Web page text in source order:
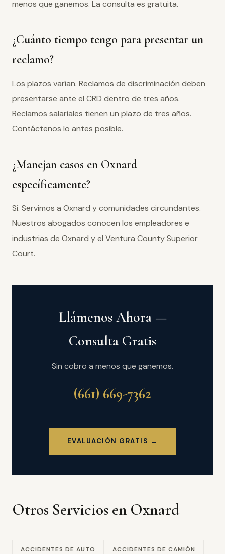
menos que ganemos. La consulta es gratuita.
¿Cuánto tiempo tengo para presentar un
reclamo?
Los plazos varían. Reclamos de discriminación deben
presentarse ante el CRD dentro de tres años.
Reclamos salariales tienen un plazo de tres años.
Contáctenos lo antes posible.
¿Manejan casos en Oxnard
específicamente?
Sí. Servimos a Oxnard y comunidades circundantes.
Nuestros abogados conocen los empleadores e
industrias de Oxnard y el Ventura County Superior
Court.
Llámenos Ahora —
Consulta Gratis
Sin cobro a menos que ganemos.
(661) 669-7362
EVALUACIÓN GRATIS →
Otros Servicios en Oxnard
ACCIDENTES DE AUTO ACCIDENTES DE CAMIÓN